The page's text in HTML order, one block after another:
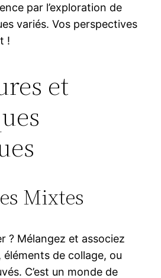
par l’exploration de
variés. Vos perspectives
!
et
Mixtes
? Mélangez et associez
éléments de collage, ou
C’est un monde de